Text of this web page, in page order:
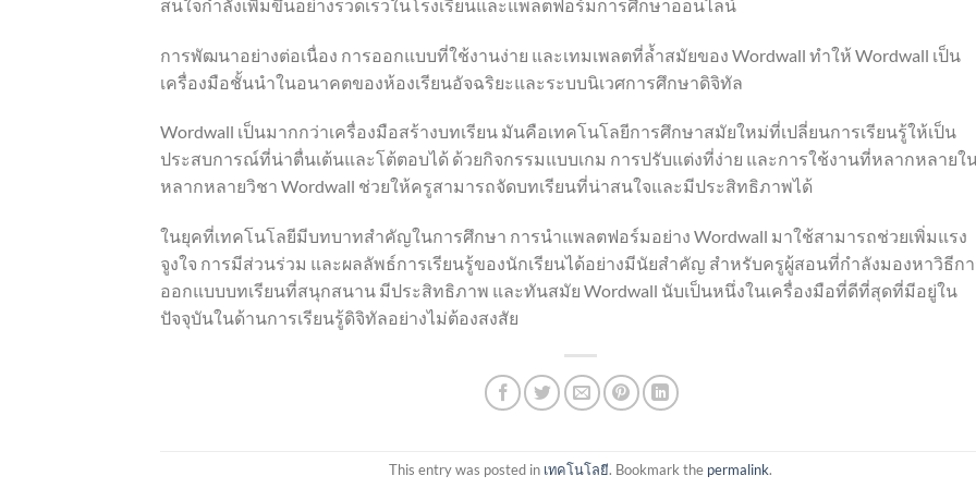
สนใจกำลังเพิ่มขึ้นอย่างรวดเร็วในโรงเรียนและแพลตฟอร์มการศึกษาออนไลน์
การพัฒนาอย่างต่อเนื่อง การออกแบบที่ใช้งานง่าย และเทมเพลตที่ล้ำสมัยของ Wordwall ทำให้ Wordwall เป็น
เครื่องมือชั้นนำในอนาคตของห้องเรียนอัจฉริยะและระบบนิเวศการศึกษาดิจิทัล
Wordwall เป็นมากกว่าเครื่องมือสร้างบทเรียน มันคือเทคโนโลยีการศึกษาสมัยใหม่ที่เปลี่ยนการเรียนรู้ให้เป็น
ประสบการณ์ที่น่าตื่นเต้นและโต้ตอบได้ ด้วยกิจกรรมแบบเกม การปรับแต่งที่ง่าย และการใช้งานที่หลากหลายใ
หลากหลายวิชา Wordwall ช่วยให้ครูสามารถจัดบทเรียนที่น่าสนใจและมีประสิทธิภาพได้
ในยุคที่เทคโนโลยีมีบทบาทสำคัญในการศึกษา การนำแพลตฟอร์มอย่าง Wordwall มาใช้สามารถช่วยเพิ่มแรง
จูงใจ การมีส่วนร่วม และผลลัพธ์การเรียนรู้ของนักเรียนได้อย่างมีนัยสำคัญ สำหรับครูผู้สอนที่กำลังมองหาวิธีก
ออกแบบบทเรียนที่สนุกสนาน มีประสิทธิภาพ และทันสมัย ​​Wordwall นับเป็นหนึ่งในเครื่องมือที่ดีที่สุดที่มีอยู่ใน
ปัจจุบันในด้านการเรียนรู้ดิจิทัลอย่างไม่ต้องสงสัย
This entry was posted in เทคโนโลยี. Bookmark the permalink.